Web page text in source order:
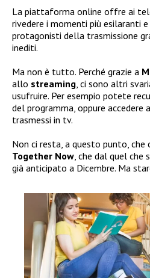
La piattaforma online offre ai
rivedere i momenti più esilaranti
protagonisti della trasmissione
inediti.
Ma non è tutto. Perché grazie a
allo streaming , ci sono altri
usufruire. Per esempio potete
del programma, oppure
trasmessi in tv.
Non ci resta, a questo punto, che
Together Now , che dal quel
già anticipato a Dicembre. Ma